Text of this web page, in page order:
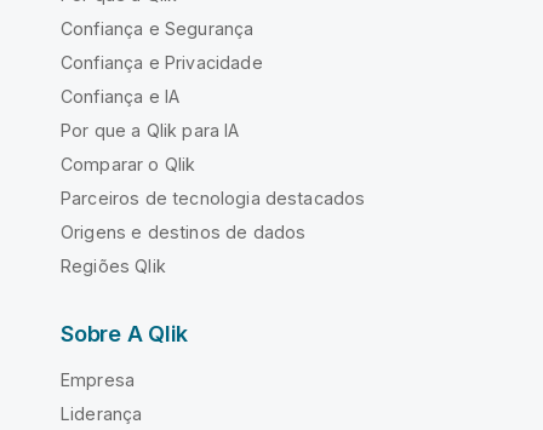
Confiança e Segurança
Confiança e Privacidade
Confiança e IA
Por que a Qlik para IA
Comparar o Qlik
Parceiros de tecnologia destacados
Origens e destinos de dados
Regiões Qlik
Sobre A Qlik
Empresa
Liderança